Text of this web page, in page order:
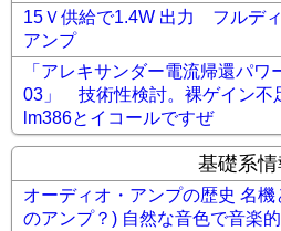
15Ｖ供給で1.4W 出力 フルデ
アンプ
「アレキサンダー電流帰還パワ
03」 技術性検討。裸ゲイン不
lm386とイコールですぜ
基礎系情
オーディオ・アンプの歴史 名機
のアンプ？) 自然な音色で音楽